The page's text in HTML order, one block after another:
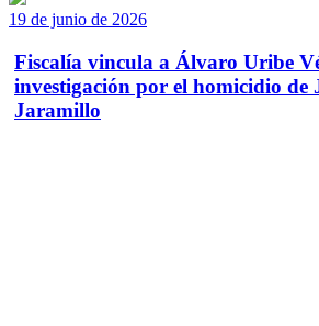
19 de junio de 2026
Fiscalía vincula a Álvaro Uribe
investigación por el homicidio de
Jaramillo